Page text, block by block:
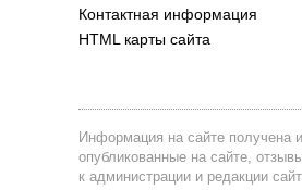
Контактная информация
HTML карты сайта
Информация на сайте получена
опубликованные на сайте,
к администрации и редакции